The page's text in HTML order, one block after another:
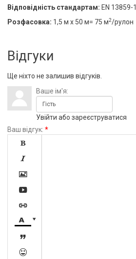
Відповідність стандартам: EN 13859-1
Розфасовка: 1,5 м х 50 м= 75 м2/рулон
Відгуки
Ще ніхто не залишив відгуків.
Ваше ім'я:
Увійти або зареєструватися
Ваш відгук: *








